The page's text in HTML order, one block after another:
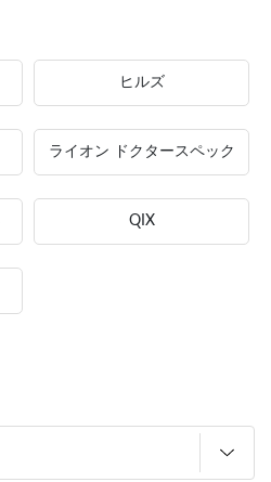
ヒルズ
ライオン ドクタースペック
QIX